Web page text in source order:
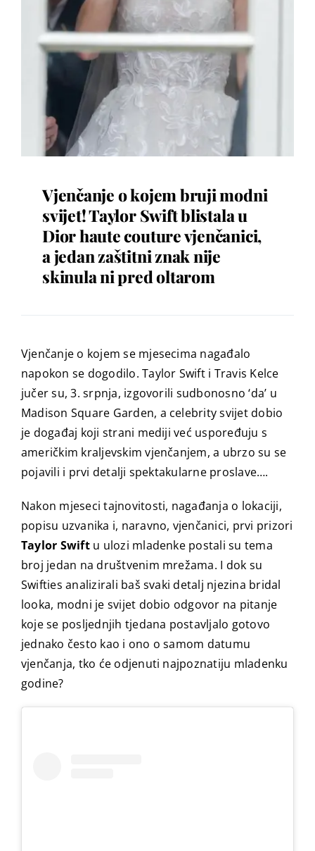
Vjenčanje o kojem bruji modni
svijet! Taylor Swift blistala u
Dior haute couture vjenčanici,
a jedan zaštitni znak nije
skinula ni pred oltarom
Vjenčanje o kojem se mjesecima nagađalo
napokon se dogodilo. Taylor Swift i Travis Kelce
jučer su, 3. srpnja, izgovorili sudbonosno ‘da’ u
Madison Square Garden, a celebrity svijet dobio
je događaj koji strani mediji već uspoređuju s
američkim kraljevskim vjenčanjem, a ubrzo su se
pojavili i prvi detalji spektakularne proslave….
Nakon mjeseci tajnovitosti, nagađanja o lokaciji,
popisu uzvanika i, naravno, vjenčanici, prvi prizori
Taylor Swiftu ulozi mladenke postali su tema
broj jedan na društvenim mrežama. I dok su
Swifties analizirali baš svaki detalj njezina bridal
looka, modni je svijet dobio odgovor na pitanje
koje se posljednjih tjedana postavljalo gotovo
jednako često kao i ono o samom datumu
vjenčanja, tko će odjenuti najpoznatiju mladenku
godine?